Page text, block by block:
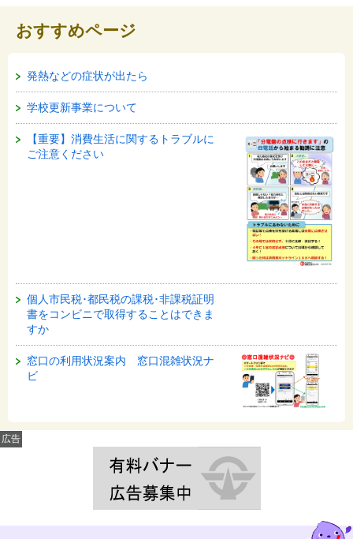
おすすめページ
発熱などの症状が出たら
学校更新事業について
【重要】消費生活に関するトラブルに
ご注意ください
個人市民税･都民税の課税･非課税証明
書をコンビニで取得することはできま
すか
窓口の利用状況案内 窓口混雑状況ナ
ビ
広告